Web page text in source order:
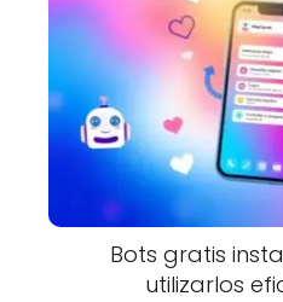
Bots gratis
utilizarlos